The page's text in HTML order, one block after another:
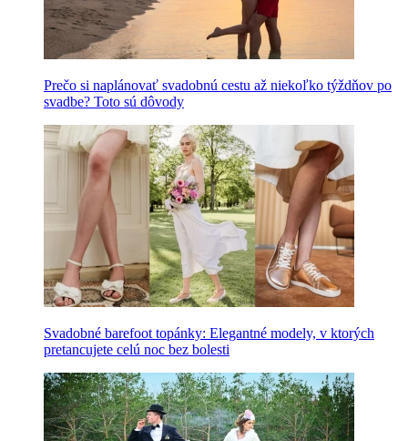
Prečo si naplánovať svadobnú cestu až niekoľko týždňov po
svadbe? Toto sú dôvody
Svadobné barefoot topánky: Elegantné modely, v ktorých
pretancujete celú noc bez bolesti